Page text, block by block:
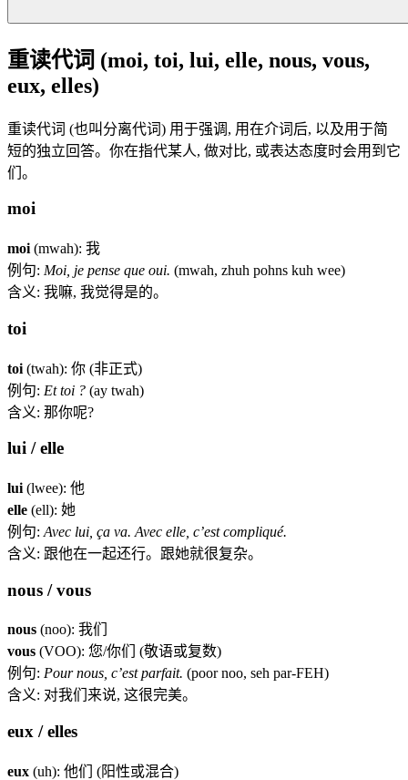
重读代词 (moi, toi, lui, elle, nous, vous,
eux, elles)
重读代词 (也叫分离代词) 用于强调, 用在介词后, 以及用于简
短的独立回答。你在指代某人, 做对比, 或表达态度时会用到它
们。
moi
moi (mwah): 我
例句: Moi, je pense que oui. (mwah, zhuh pohns kuh wee)
含义: 我嘛, 我觉得是的。
toi
toi (twah): 你 (非正式)
例句: Et toi ? (ay twah)
含义: 那你呢?
lui / elle
lui (lwee): 他
elle (ell): 她
例句: Avec lui, ça va. Avec elle, c’est compliqué.
含义: 跟他在一起还行。跟她就很复杂。
nous / vous
nous (noo): 我们
vous (VOO): 您/你们 (敬语或复数)
例句: Pour nous, c’est parfait. (poor noo, seh par-FEH)
含义: 对我们来说, 这很完美。
eux / elles
eux (uh): 他们 (阳性或混合)